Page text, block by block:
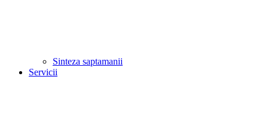
Sinteza saptamanii
Servicii